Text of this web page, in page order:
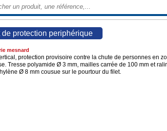
de protection periphérique
mesnard
protection provisoire contre la chute de personnes en
Tresse polyamide Ø 3 mm, mailles carrée de 100 mm et
Ø 8 mm cousue sur le pourtour du filet.